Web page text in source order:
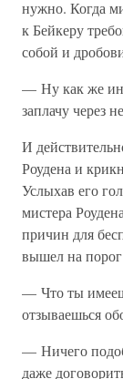
нужно. Когда
к Бейкеру
собой и
— Ну как же
заплачу через
И
Роудена и
Услыхав его
мистера
причин для
вышел на
— Что ты
отзываешься
— Ничего
даже